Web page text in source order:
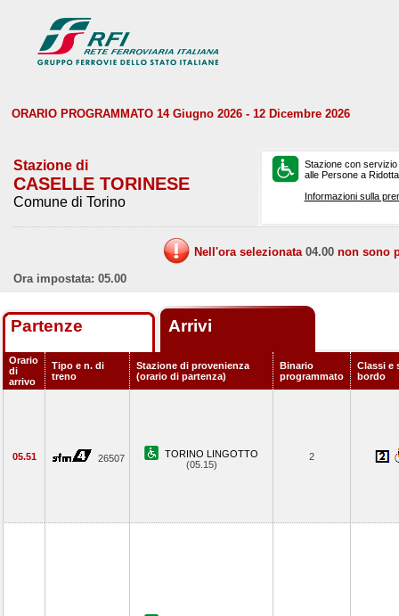
ORARIO PROGRAMMATO 14 Giugno 2026 - 12 Dicembre 2026
Stazione di
CASELLE TORINESE
Comune di Torino
Stazione con
alle Persone a
Informazioni sulla
Nell'ora selezionata 04.00 non sono
Ora impostata: 05.00
Partenze Arrivi
Orario
di
arrivo
Tipo e n. di
treno
Stazione di provenienza
(orario di partenza)
Binario
programmato
Classi e
bordo
05.51 26507
TORINO LINGOTTO
(05.15)
2